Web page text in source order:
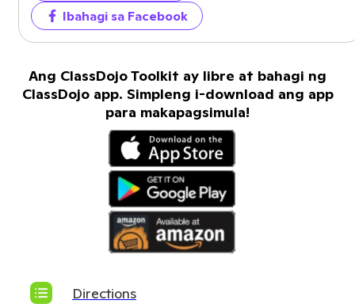
Directions
Ibahagi sa Facebook
Ang ClassDojo Toolkit ay libre at bahagi ng
ClassDojo app. Simpleng i-download ang app
para makapagsimula!